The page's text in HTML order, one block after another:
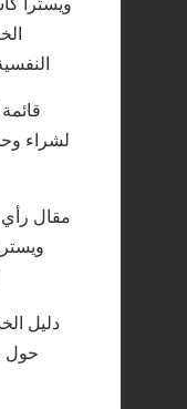
لشراء
مقال
دليل
حول